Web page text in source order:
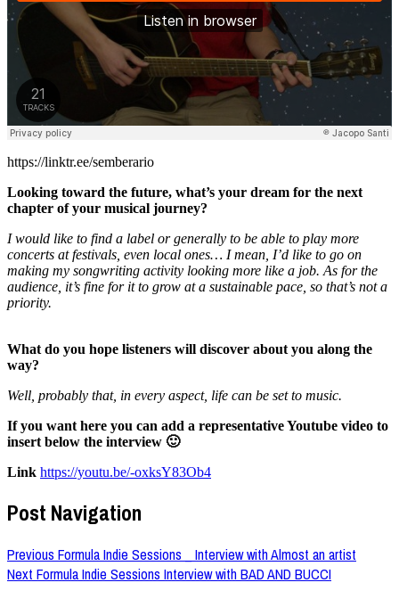
https://linktr.ee/semberario
Looking toward the future, what’s your dream for the next
chapter of your musical journey?
I would like to find a label or generally to be able to play more
concerts at festivals, even local ones… I mean, I’d like to go on
making my songwriting activity looking more like a job. As for the
audience, it’s fine for it to grow at a sustainable pace, so that’s not a
priority.
What do you hope listeners will discover about you along the
way?
Well, probably that, in every aspect, life can be set to music.
If you want here you can add a representative Youtube video to
insert below the interview 🙂
Link https://youtu.be/-oxksY83Ob4
Post Navigation
Previous Formula Indie Sessions _ Interview with Almost an artist
Next Formula Indie Sessions Interview with BAD AND BUCCI